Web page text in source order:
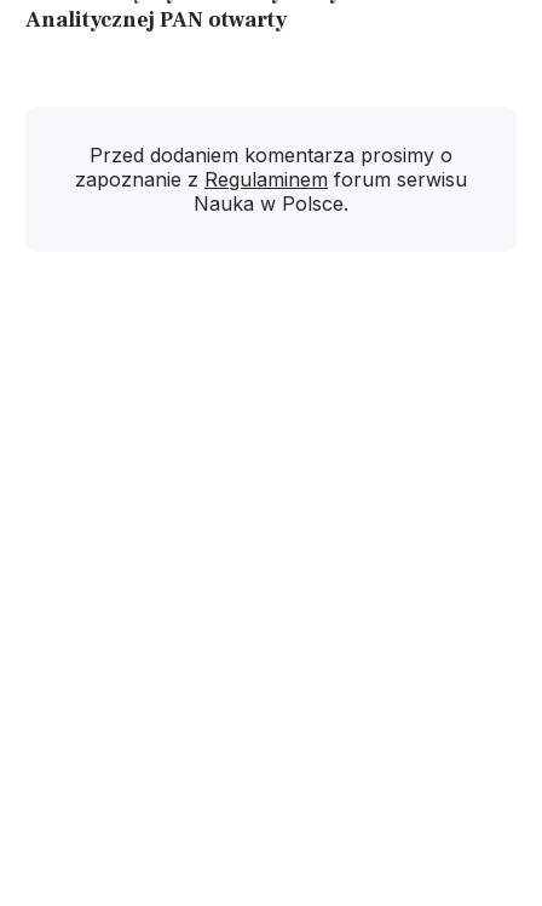
Analitycznej PAN otwarty
Przed dodaniem komentarza prosimy o
zapoznanie z Regulaminem forum serwisu
Nauka w Polsce.